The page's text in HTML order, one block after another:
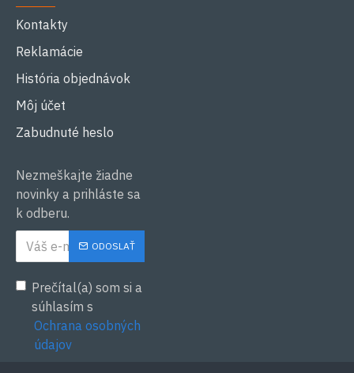
Kontakty
Reklamácie
História objednávok
Môj účet
Zabudnuté heslo
Nezmeškajte žiadne
novinky a prihláste sa
k odberu.
ODOSLAŤ
Prečítal(a) som si a
súhlasím s
Ochrana osobných
údajov